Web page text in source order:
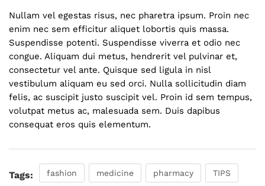
Nullam vel egestas risus, nec pharetra ipsum. Proin nec
enim nec sem efficitur aliquet lobortis quis massa.
Suspendisse potenti. Suspendisse viverra et odio nec
congue. Aliquam dui metus, hendrerit vel pulvinar et,
consectetur vel ante. Quisque sed ligula in nisl
vestibulum aliquam eu sed orci. Nulla sollicitudin diam
felis, ac suscipit justo suscipit vel. Proin id sem tempus,
volutpat metus ac, malesuada sem. Duis dapibus
consequat eros quis elementum.
Tags: fashion medicine pharmacy TIPS